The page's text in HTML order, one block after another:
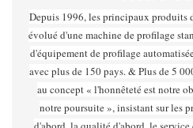
Depuis 1996, les principaux
évolué d'une machine de profilage
d'équipement de profilage
avec plus de 150 pays. & Plus de 5
au concept « l'honnêteté est notre
notre poursuite », insistant sur les